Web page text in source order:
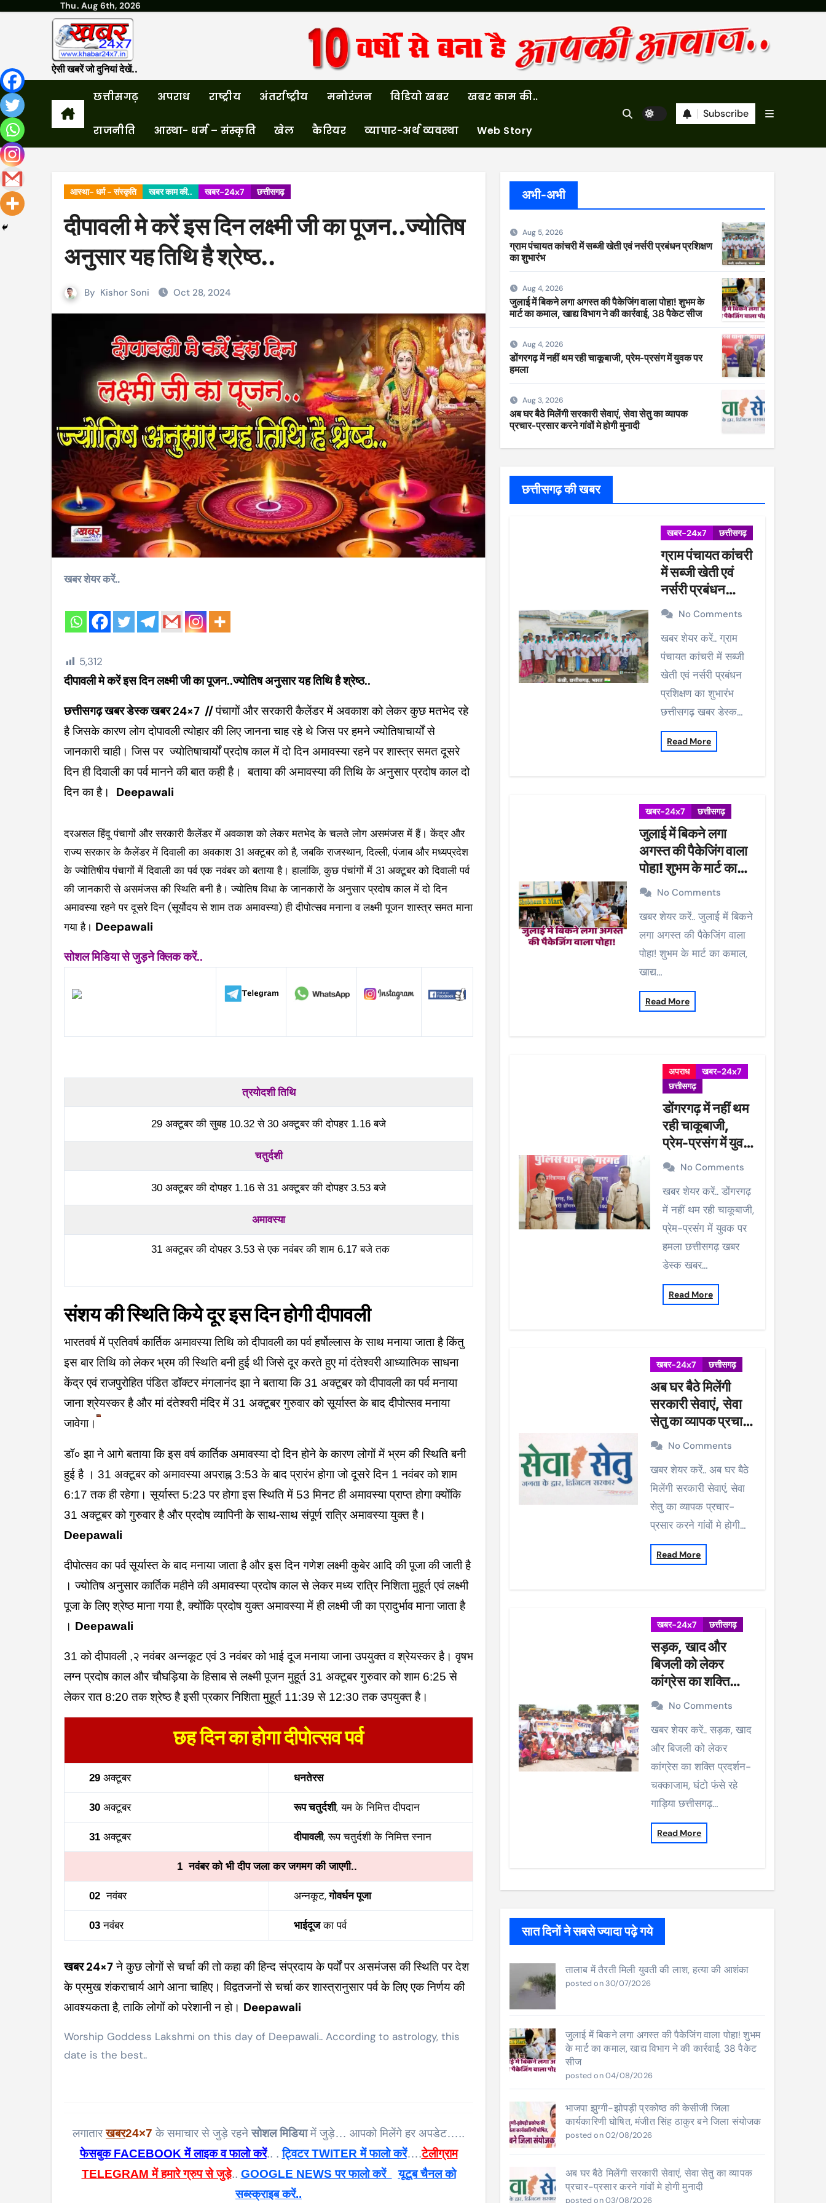
Thu. Aug 6th, 2026
ऐसी खबरें जो दुनियां देखें..
छत्तीसगढ़ अपराध राष्ट्रीय अंतर्राष्ट्रीय मनोरंजन विडियो खबर खबर काम की..
राजनीति आस्था- धर्म – संस्कृति खेल कैरियर व्यापार-अर्थ व्यवस्था Web Story
Subscribe
आस्था- धर्म - संस्कृति खबर काम की.. खबर-24x7 छत्तीसगढ़
दीपावली मे करें इस दिन लक्ष्मी जी का पूजन..ज्योतिष
अनुसार यह तिथि है श्रेष्ठ..
By Kishor Soni Oct 28, 2024
खबर शेयर करें..
5,312
दीपावली मे करें इस दिन लक्ष्मी जी का पूजन..ज्योतिष अनुसार यह तिथि है श्रेष्ठ..
छत्तीसगढ़ खबर डेस्क खबर 24×7 //पंचागों और सरकारी कैलेंडर में अवकाश को लेकर कुछ मतभेद रहे
है जिसके कारण लोग दोपावली त्योहार की लिए जानना चाह रहे थे जिस पर हमने ज्योतिषाचार्यों से
जानकारी चाही। जिस पर ज्योतिषाचार्यों प्रदोष काल में दो दिन अमावस्या रहने पर शास्त्र समत दूसरे
दिन ही दिवाली का पर्व मानने की बात कही है। बताया की अमावस्या की तिथि के अनुसार प्रदोष काल दो
दिन का है। Deepawali
दरअसल हिंदू पंचागों और सरकारी कैलेंडर में अवकाश को लेकर मतभेद के चलते लोग असमंजस में हैं। केंद्र और
राज्य सरकार के कैलेंडर में दिवाली का अवकाश 31 अक्टूबर को है, जबकि राजस्थान, दिल्ली, पंजाब और मध्यप्रदेश
के ज्योतिषीय पंचागों में दिवाली का पर्व एक नवंबर को बताया है। हालांकि, कुछ पंचांगों में 31 अक्टूबर को दिवाली पर्व
की जानकारी से असमंजस की स्थिति बनी है। ज्योतिष विधा के जानकारों के अनुसार प्रदोष काल में दो दिन
अमावस्या रहने पर दूसरे दिन (सूर्योदय से शाम तक अमावस्या) ही दीपोत्सव मनाना व लक्ष्मी पूजन शास्त्र समत माना
गया है। Deepawali
सोशल मिडिया से जुड़ने क्लिक करें..
त्रयोदशी तिथि
29 अक्टूबर की सुबह 10.32 से 30 अक्टूबर की दोपहर 1.16 बजे
चतुर्दशी
30 अक्टूबर की दोपहर 1.16 से 31 अक्टूबर की दोपहर 3.53 बजे
अमावस्या
31 अक्टूबर की दोपहर 3.53 से एक नवंबर की शाम 6.17 बजे तक
संशय की स्थिति किये दूर इस दिन होगी दीपावली
भारतवर्ष में प्रतिवर्ष कार्तिक अमावस्या तिथि को दीपावली का पर्व हर्षोल्लास के साथ मनाया जाता है किंतु
इस बार तिथि को लेकर भ्रम की स्थिति बनी हुई थी जिसे दूर करते हुए मां दंतेश्वरी आध्यात्मिक साधना
केंद्र एवं राजपुरोहित पंडित डॉक्टर मंगलानंद झा ने बताया कि 31 अक्टूबर को दीपावली का पर्व मनाया
जाना श्रेयस्कर है और मां दंतेश्वरी मंदिर में 31 अक्टूबर गुरुवार को सूर्यास्त के बाद दीपोत्सव मनाया
जावेगा।
डॉ० झा ने आगे बताया कि इस वर्ष कार्तिक अमावस्या दो दिन होने के कारण लोगों में भ्रम की स्थिति बनी
हुई है । 31 अक्टूबर को अमावस्या अपराह्न 3:53 के बाद प्रारंभ होगा जो दूसरे दिन 1 नवंबर को शाम
6:17 तक ही रहेगा। सूर्यास्त 5:23 पर होगा इस स्थिति में 53 मिनट ही अमावस्या प्राप्त होगा क्योंकि
31 अक्टूबर को गुरुवार है और प्रदोष व्यापिनी के साथ-साथ संपूर्ण रात्रि अमावस्या युक्त है।
Deepawali
दीपोत्सव का पर्व सूर्यास्त के बाद मनाया जाता है और इस दिन गणेश लक्ष्मी कुबेर आदि की पूजा की जाती है
। ज्योतिष अनुसार कार्तिक महीने की अमावस्या प्रदोष काल से लेकर मध्य रात्रि निशिता मुहूर्त एवं लक्ष्मी
पूजा के लिए श्रेष्ठ माना गया है, क्योंकि प्रदोष युक्त अमावस्या में ही लक्ष्मी जी का प्रादुर्भाव माना जाता है
। Deepawali
31 को दीपावली ,२ नवंबर अन्नकूट एवं 3 नवंबर को भाई दूज मनाया जाना उपयुक्त व श्रेयस्कर है। वृषभ
लग्न प्रदोष काल और चौघड़िया के हिसाब से लक्ष्मी पूजन मुहूर्त 31 अक्टूबर गुरुवार को शाम 6:25 से
लेकर रात 8:20 तक श्रेष्ठ है इसी प्रकार निशिता मुहूर्त 11:39 से 12:30 तक उपयुक्त है।
छह दिन का होगा दीपोत्सव पर्व
29 अक्टूबर धनतेरस
30 अक्टूबर रूप चतुर्दशी, यम के निमित्त दीपदान
31 अक्टूबर दीपावली, रूप चतुर्दशी के निमित्त स्नान
1 नवंबर को भी दीप जला कर जगमग की जाएगी..
02 नवंबर अन्नकूट,गोवर्धन पूजा
03नवंबर भाईदूजका पर्व
खबर 24×7ने कुछ लोगों से चर्चा की तो कहा की हिन्द संप्रदाय के पर्वों पर असमंजस की स्थिति पर देश
के प्रमुख शंकराचार्य आगे आना चाहिए। विद्वतजनों से चर्चा कर शास्त्रानुसार पर्व के लिए एक निर्णय की
आवश्यकता है, ताकि लोगों को परेशानी न हो। Deepawali
Worship Goddess Lakshmi on this day of Deepawali.. According to astrology, this
date is the best..
लगातारखबर24×7 के समाचार से जुड़े रहनेसोशल मिडियामें जुड़े… आपको मिलेंगे हर अपडेट…..
फेसबुक FACEBOOK में लाइक व फालो करें.. .ट्विटर TWITER में फालो करें….टेलीग्राम
TELEGRAM में हमारे ग्रुप से जुड़े.. GOOGLE NEWS पर फालो करें
यूटूब चैनल को
सब्स्क्राइब करें..
अभी-अभी
Aug 5, 2026
ग्राम पंचायत कांचरी में सब्जी खेती एवं नर्सरी प्रबंधन प्रशिक्षण
का शुभारंभ
Aug 4, 2026
जुलाई में बिकने लगा अगस्त की पैकेजिंग वाला पोहा! शुभम के
मार्ट का कमाल, खाद्य विभाग ने की कार्रवाई, 38 पैकेट सीज
Aug 4, 2026
डोंगरगढ़ में नहीं थम रही चाकूबाजी, प्रेम-प्रसंग में युवक पर
हमला
Aug 3, 2026
अब घर बैठे मिलेंगी सरकारी सेवाएं, सेवा सेतु का व्यापक
प्रचार-प्रसार करने गांवों मे होगी मुनादी
छत्तीसगढ़ की खबर
खबर-24x7 छत्तीसगढ़
ग्राम पंचायत कांचरी
में सब्जी खेती एवं
नर्सरी प्रबंधन
प्रशिक्षण का शुभारंभ
No Comments
खबर शेयर करें.. ग्राम
पंचायत कांचरी में सब्जी
खेती एवं नर्सरी प्रबंधन
प्रशिक्षण का शुभारंभ
छत्तीसगढ़ खबर डेस्क…
Read More
खबर-24x7 छत्तीसगढ़
जुलाई में बिकने लगा
अगस्त की पैकेजिंग वाला
पोहा! शुभम के मार्ट का
कमाल, खाद्य विभाग ने की
कार्रवाई, 38 पैकेट सीज
No Comments
खबर शेयर करें.. जुलाई में बिकने
लगा अगस्त की पैकेजिंग वाला
पोहा! शुभम के मार्ट का कमाल,
खाद्य…
Read More
अपराध
खबर-24x7
छत्तीसगढ़
डोंगरगढ़ में नहीं थम
रही चाकूबाजी,
प्रेम-प्रसंग में युवक
पर हमलाNo Comments
खबर शेयर करें.. डोंगरगढ़
में नहीं थम रही चाकूबाजी,
प्रेम-प्रसंग में युवक पर
हमला छत्तीसगढ़ खबर
डेस्क खबर…
Read More
खबर-24x7 छत्तीसगढ़
अब घर बैठे मिलेंगी
सरकारी सेवाएं, सेवा
सेतु का व्यापक प्रचार-
प्रसार करने गांवों मे
होगी मुनादी
No Comments
खबर शेयर करें.. अब घर बैठे
मिलेंगी सरकारी सेवाएं, सेवा
सेतु का व्यापक प्रचार-
प्रसार करने गांवों मे होगी…
Read More
खबर-24x7 छत्तीसगढ़
सड़क, खाद और
बिजली को लेकर
कांग्रेस का शक्ति
प्रदर्शन-चक्काजाम,
घंटो फंसे रहे गाड़िया
No Comments
खबर शेयर करें.. सड़क, खाद
और बिजली को लेकर
कांग्रेस का शक्ति प्रदर्शन-
चक्काजाम, घंटो फंसे रहे
गाड़िया छत्तीसगढ़…
Read More
सात दिनों ने सबसे ज्यादा पढ़े गये
तालाब में तैरती मिली युवती की लाश, हत्या की आशंका
posted on 30/07/2026
जुलाई में बिकने लगा अगस्त की पैकेजिंग वाला पोहा! शुभम
के मार्ट का कमाल, खाद्य विभाग ने की कार्रवाई, 38 पैकेट
सीज
posted on 04/08/2026
भाजपा झुग्गी-झोपड़ी प्रकोष्ठ की केसीजी जिला
कार्यकारिणी घोषित, मंजीत सिंह ठाकुर बने जिला संयोजक
posted on 02/08/2026
अब घर बैठे मिलेंगी सरकारी सेवाएं, सेवा सेतु का व्यापक
प्रचार-प्रसार करने गांवों मे होगी मुनादी
posted on 03/08/2026